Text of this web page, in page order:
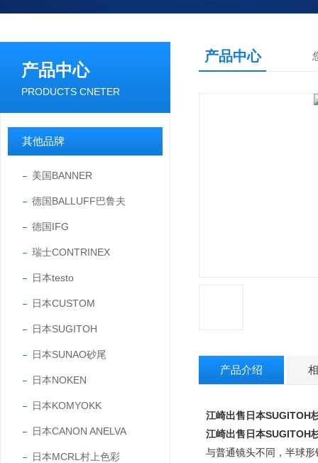
产品中心
PRODUCTS CNETER
其他品牌
美国BANNER
德国BALLUFF巴鲁夫
德国IFG
瑞士CONTRINEX
日本testo
日本CUSTOM
日本SUGITOH
日本SUNAO砂尾
日本NOKEN
日本KOMYOKK
日本CANON ANELVA
日本MCRL村上色彩
产品中心
产品介绍
江崎出售日本SUGITOH
江崎出售日本SUGITOH
与普通镜头不同，半球